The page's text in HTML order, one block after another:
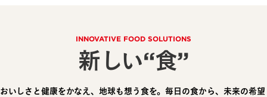
INNOVATIVE FOOD SOLUTIONS
新しい“食”
おいしさと健康をかなえ、地球も想う食を。毎日の食から、未来の希望